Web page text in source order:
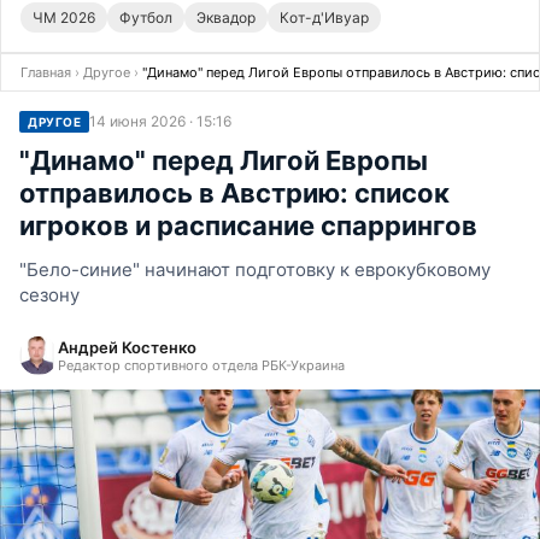
ЧМ 2026 Футбол Эквадор Кот-д'Ивуар
Главная › Другое › "Динамо" перед Лигой Европы отправилось в Австрию:
ДРУГОЕ 14 июня 2026 · 15:16
"Динамо" перед Лигой Европы
отправилось в Австрию: список
игроков и расписание спаррингов
"Бело-синие" начинают подготовку к еврокубковому
сезону
Андрей Костенко
Редактор спортивного отдела РБК-Украина